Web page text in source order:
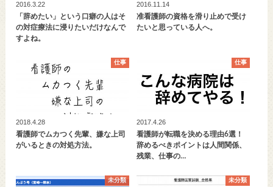
2016.3.22
「辞めたい」という口癖の人はそ
の対症療法に浸りたいだけなんで
すよね。
2016.11.14
准看護師の資格を滑り止めで受け
たいと思っている人へ。
仕事
2018.4.28
看護師でムカつく先輩、嫌な上司
がいるときの対処方法。
仕事
2017.4.26
看護師が転職を決める理由6選！
辞めるべきポイントは人間関係、
残業、仕事の…
未分類 未分類